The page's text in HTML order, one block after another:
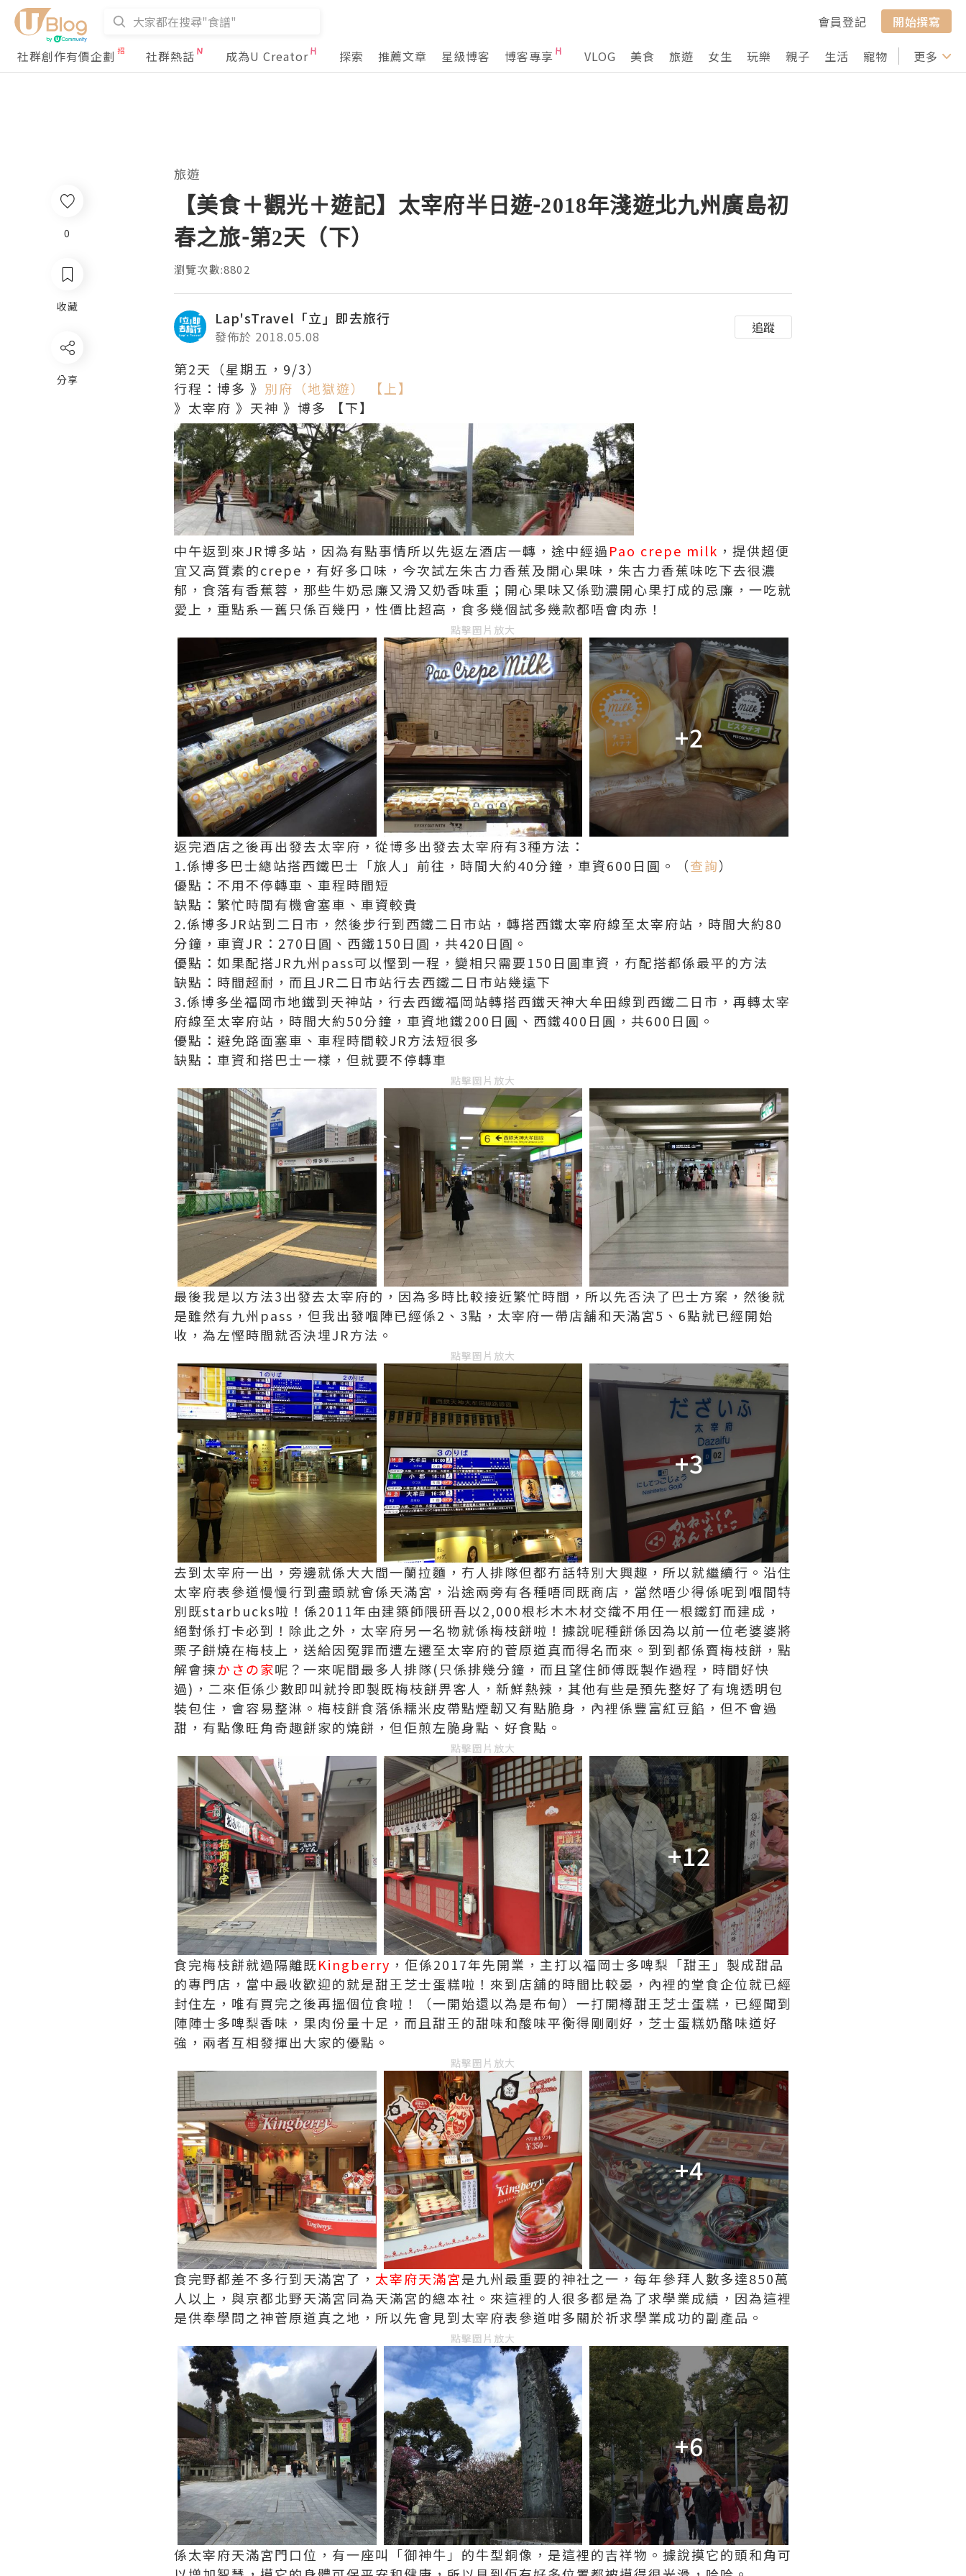
會員登記
開始撰寫
社群創作有價企劃
社群熱話 成為U Creator 探索 推薦文章 星級博客 博客專享 VLOG 美食 旅遊 女生 玩樂 親子 生活 寵物 行山 打卡
更多
0
收藏
分享
旅遊
【美食＋觀光＋遊記】太宰府半日遊-2018年淺遊北九州廣島初
春之旅-第2天（下）
瀏覽次數:8802
Lap'sTravel「立」即去旅行
發佈於 2018.05.08
追蹤
第2天（星期五，9/3）
行程：博多 》 別府（地獄遊） 【上】
》太宰府 》天神 》博多 【下】
中午返到來JR博多站，因為有點事情所以先返左酒店一轉，途中經過Pao crepe milk ，提供超便
宜又高質素的crepe，有好多口味，今次試左朱古力香蕉及開心果味，朱古力香蕉味吃下去很濃
郁，食落有香蕉蓉，那些牛奶忌廉又滑又奶香味重；開心果味又係勁濃開心果打成的忌廉，一吃就
愛上，重點系一舊只係百幾円，性價比超高，食多幾個試多幾款都唔會肉赤！
點擊圖片放大
+2
返完酒店之後再出發去太宰府，從博多出發去太宰府有3種方法：
1.係博多巴士總站搭西鐵巴士「旅人」前往，時間大約40分鐘，車資600日圓。（查詢）
優點：不用不停轉車、車程時間短
缺點：繁忙時間有機會塞車、車資較貴
2.係博多JR站到二日市，然後步行到西鐵二日市站，轉搭西鐵太宰府線至太宰府站，時間大約80
分鐘，車資JR：270日圓、西鐵150日圓，共420日圓。
優點：如果配搭JR九州pass可以慳到一程，變相只需要150日圓車資，冇配搭都係最平的方法
缺點：時間超耐，而且JR二日市站行去西鐵二日市站幾遠下
3.係博多坐福岡市地鐵到天神站，行去西鐵福岡站轉搭西鐵天神大牟田線到西鐵二日市，再轉太宰
府線至太宰府站，時間大約50分鐘，車資地鐵200日圓、西鐵400日圓，共600日圓。
優點：避免路面塞車、車程時間較JR方法短很多
缺點：車資和搭巴士一樣，但就要不停轉車
點擊圖片放大
最後我是以方法3出發去太宰府的，因為多時比較接近繁忙時間，所以先否決了巴士方案，然後就
是雖然有九州pass，但我出發嗰陣已經係2、3點，太宰府一帶店舖和天滿宮5、6點就已經開始
收，為左慳時間就否決埋JR方法。
點擊圖片放大
+3
去到太宰府一出，旁邊就係大大間一蘭拉麵，冇人排隊但都冇話特別大興趣，所以就繼續行。沿住
太宰府表參道慢慢行到盡頭就會係天滿宮，沿途兩旁有各種唔同既商店，當然唔少得係呢到嗰間特
別既starbucks啦！係2011年由建築師隈研吾以2,000根杉木木材交織不用任一根鐵釘而建成，
絕對係打卡必到！除此之外，太宰府另一名物就係梅枝餅啦！據說呢種餅係因為以前一位老婆婆將
栗子餅燒在梅枝上，送給因冤罪而遭左遷至太宰府的菅原道真而得名而來。到到都係賣梅枝餅，點
解會揀かさの家呢？一來呢間最多人排隊(只係排幾分鐘，而且望住師傅既製作過程，時間好快
過)，二來佢係少數即叫就拎即製既梅枝餅畀客人，新鮮熱辣，其他有些是預先整好了有塊透明包
裝包住，會容易整淋。梅枝餅食落係糯米皮帶點煙韌又有點脆身，內裡係豐富紅豆餡，但不會過
甜，有點像旺角奇趣餅家的燒餅，但佢煎左脆身點、好食點。
點擊圖片放大
+12
食完梅枝餅就過隔離既Kingberry ，佢係2017年先開業，主打以福岡士多啤梨「甜王」製成甜品
的專門店，當中最收歡迎的就是甜王芝士蛋糕啦！來到店舖的時間比較晏，內裡的堂食企位就已經
封住左，唯有買完之後再搵個位食啦！（一開始還以為是布甸）一打開樽甜王芝士蛋糕，已經聞到
陣陣士多啤梨香味，果肉份量十足，而且甜王的甜味和酸味平衡得剛剛好，芝士蛋糕奶酪味道好
強，兩者互相發揮出大家的優點。
點擊圖片放大
+4
食完野都差不多行到天滿宮了， 太宰府天滿宮是九州最重要的神社之一，每年參拜人數多達850萬
人以上，與京都北野天滿宮同為天滿宮的總本社。來這裡的人很多都是為了求學業成績，因為這裡
是供奉學問之神菅原道真之地，所以先會見到太宰府表參道咁多關於祈求學業成功的副產品。
點擊圖片放大
+6
係太宰府天滿宮門口位，有一座叫「御神牛」的牛型銅像，是這裡的吉祥物。據說摸它的頭和角可